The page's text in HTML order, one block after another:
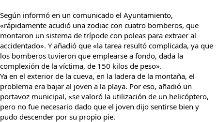
Según informó en un comunicado el Ayuntamiento,
«rápidamente acudió una zodiac con cuatro bomberos, que
montaron un sistema de trípode con poleas para extraer al
accidentado». Y añadió que «la tarea resultó complicada, ya que
los bomberos tuvieron que emplearse a fondo, dada la
complexión de la víctima, de 150 kilos de peso».
Ya en el exterior de la cueva, en la ladera de la montaña, el
problema era bajar al joven a la playa. Por eso, añadió un
portavoz municipal, «se valoró la utilización de un helicóptero,
pero no fue necesario dado que el joven dijo sentirse bien y
pudo descender por su propio pie.